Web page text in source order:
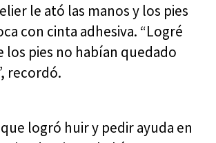
le ató las manos y los pies
con cinta adhesiva. “Logré
los pies no habían quedado
recordó.
logró huir y pedir ayuda en